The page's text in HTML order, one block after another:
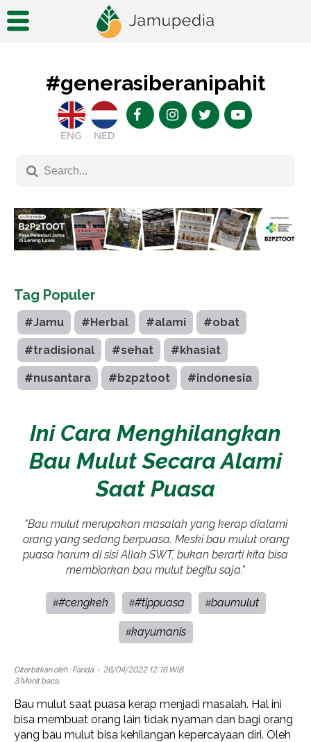
#generasiberanipahit
ENG NED
Tag Populer
#Jamu #Herbal #alami #obat
#tradisional #sehat #khasiat
#nusantara #b2p2toot #indonesia
Ini Cara Menghilangkan
Bau Mulut Secara Alami
Saat Puasa
"Bau mulut merupakan masalah yang kerap dialami
orang yang sedang berpuasa. Meski bau mulut orang
puasa harum di sisi Allah SWT, bukan berarti kita bisa
membiarkan bau mulut begitu saja."
##cengkeh ##tippuasa #baumulut
#kayumanis
Diterbitkan oleh : Farida- 26/04/2022 12:16 WIB
3 Menit baca.
Bau mulut saat puasa kerap menjadi masalah. Hal ini
bisa membuat orang lain tidak nyaman dan bagi orang
yang bau mulut bisa kehilangan kepercayaan diri. Oleh